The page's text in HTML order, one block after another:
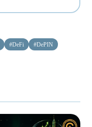
#DeFi #DePIN